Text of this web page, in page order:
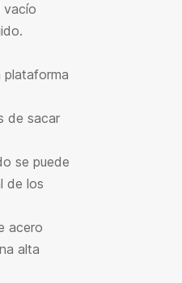
vacío
plataforma
de sacar
se puede
de los
acero
alta